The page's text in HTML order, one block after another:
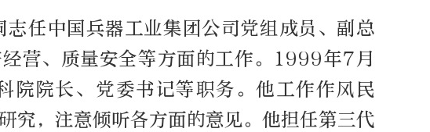
任中国兵器工业集团公司党组成员、副总
营、质量安全等方面的工作。1999年7月
院院长、党委书记等职务。他工作作风民
究，注意倾听各方面的意见。他担任第三代